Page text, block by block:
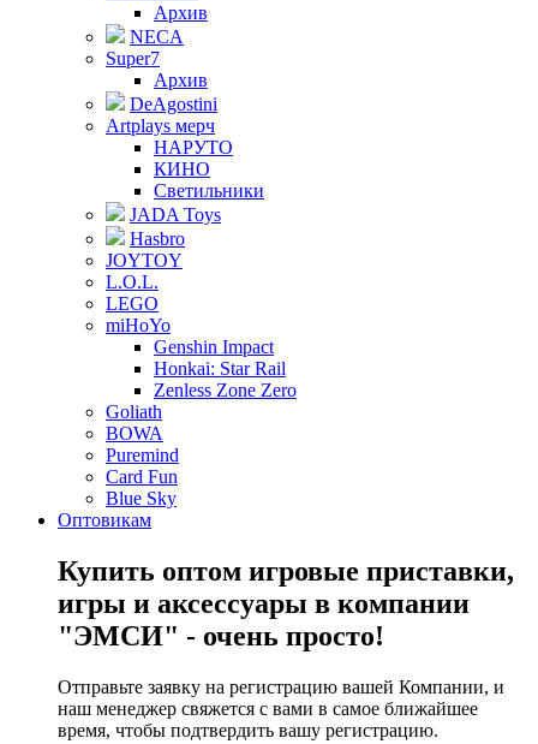
Архив
NECA
Super7
Архив
DeAgostini
Artplays мерч
НАРУТО
КИНО
Светильники
JADA Toys
Hasbro
JOYTOY
L.O.L.
LEGO
miHoYo
Genshin Impact
Honkai: Star Rail
Zenless Zone Zero
Goliath
BOWA
Puremind
Card Fun
Blue Sky
Оптовикам
Купить оптом игровые приставки,
игры и аксессуары в компании
"ЭМСИ" - очень просто!
Отправьте заявку на регистрацию вашей Компании, и
наш менеджер свяжется с вами в самое ближайшее
время, чтобы подтвердить вашу регистрацию.